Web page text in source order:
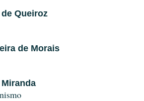
Queiroz
de Morais